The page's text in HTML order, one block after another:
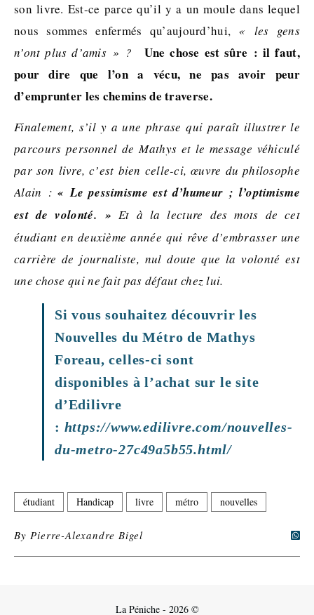
son livre. Est-ce parce qu’il y a un moule dans lequel
nous sommes enfermés qu’aujourd’hui, « les gens
n’ont plus d’amis » ? Une chose est sûre : il faut,
pour dire que l’on a vécu, ne pas avoir peur
d’emprunter les chemins de traverse.
Finalement, s’il y a une phrase qui paraît illustrer le
parcours personnel de Mathys et le message véhiculé
par son livre, c’est bien celle-ci, œuvre du philosophe
Alain : « Le pessimisme est d’humeur ; l’optimisme
est de volonté. » Et à la lecture des mots de cet
étudiant en deuxième année qui rêve d’embrasser une
carrière de journaliste, nul doute que la volonté est
une chose qui ne fait pas défaut chez lui.
Si vous souhaitez découvrir les
Nouvelles du Métro de Mathys
Foreau, celles-ci sont
disponibles à l’achat sur le site
d’Edilivre
: https://www.edilivre.com/nouvelles-
du-metro-27c49a5b55.html/
étudiant Handicap livre métro nouvelles
ByPierre-Alexandre Bigel
La Péniche - 2026 ©